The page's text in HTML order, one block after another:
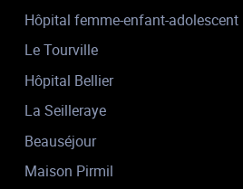
Hôpital femme-enfant-adolescent
Le Tourville
Hôpital Bellier
La Seilleraye
Beauséjour
Maison Pirmil